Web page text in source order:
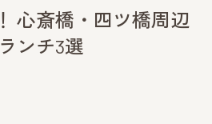
心斎橋・四ツ橋周辺
ンチ3選